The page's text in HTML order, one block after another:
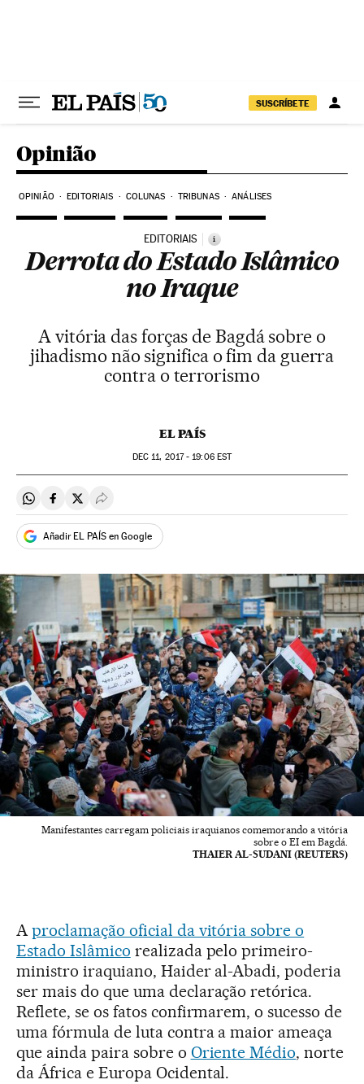
SUSCRÍBETE
Opinião
OPINIÃO EDITORIAIS COLUNAS TRIBUNAS ANÁLISES
EDITORIAIS i
Derrota do Estado Islâmico
no Iraque
A vitória das forças de Bagdá sobre o
jihadismo não significa o fim da guerra
contra o terrorismo
EL PAÍS
DEC 11, 2017 - 19:06EST
Compartir en Whatsapp
Compartir en Facebook
Compartir en Twitter
Desplegar Redes Sociales
Añadir EL PAÍS en Google
Manifestantes carregam policiais iraquianos comemorando a vitória
sobre o EI em Bagdá.
THAIER AL-SUDANI (REUTERS)
Aproclamação oficial da vitória sobre o
Estado Islâmico realizada pelo primeiro-
ministro iraquiano, Haider al-Abadi, poderia
ser mais do que uma declaração retórica.
Reflete, se os fatos confirmarem, o sucesso de
uma fórmula de luta contra a maior ameaça
que ainda paira sobre o Oriente Médio, norte
da África e Europa Ocidental.